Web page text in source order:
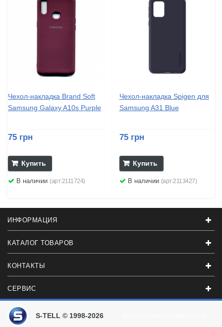
Чехол-накладка Brand Soft
Samsung Galaxy A10s Purple
75 грн
Купить
В наличии (арт:2111724)
Чехол-накладка Spigen для
Samsung A31 Blue
75 грн
Купить
В наличии (арт:2113427)
ИНФОРМАЦИЯ
КАТАЛОГ ТОВАРОВ
КОНТАКТЫ
СЕРВИС
S-TELL © 1998-2026